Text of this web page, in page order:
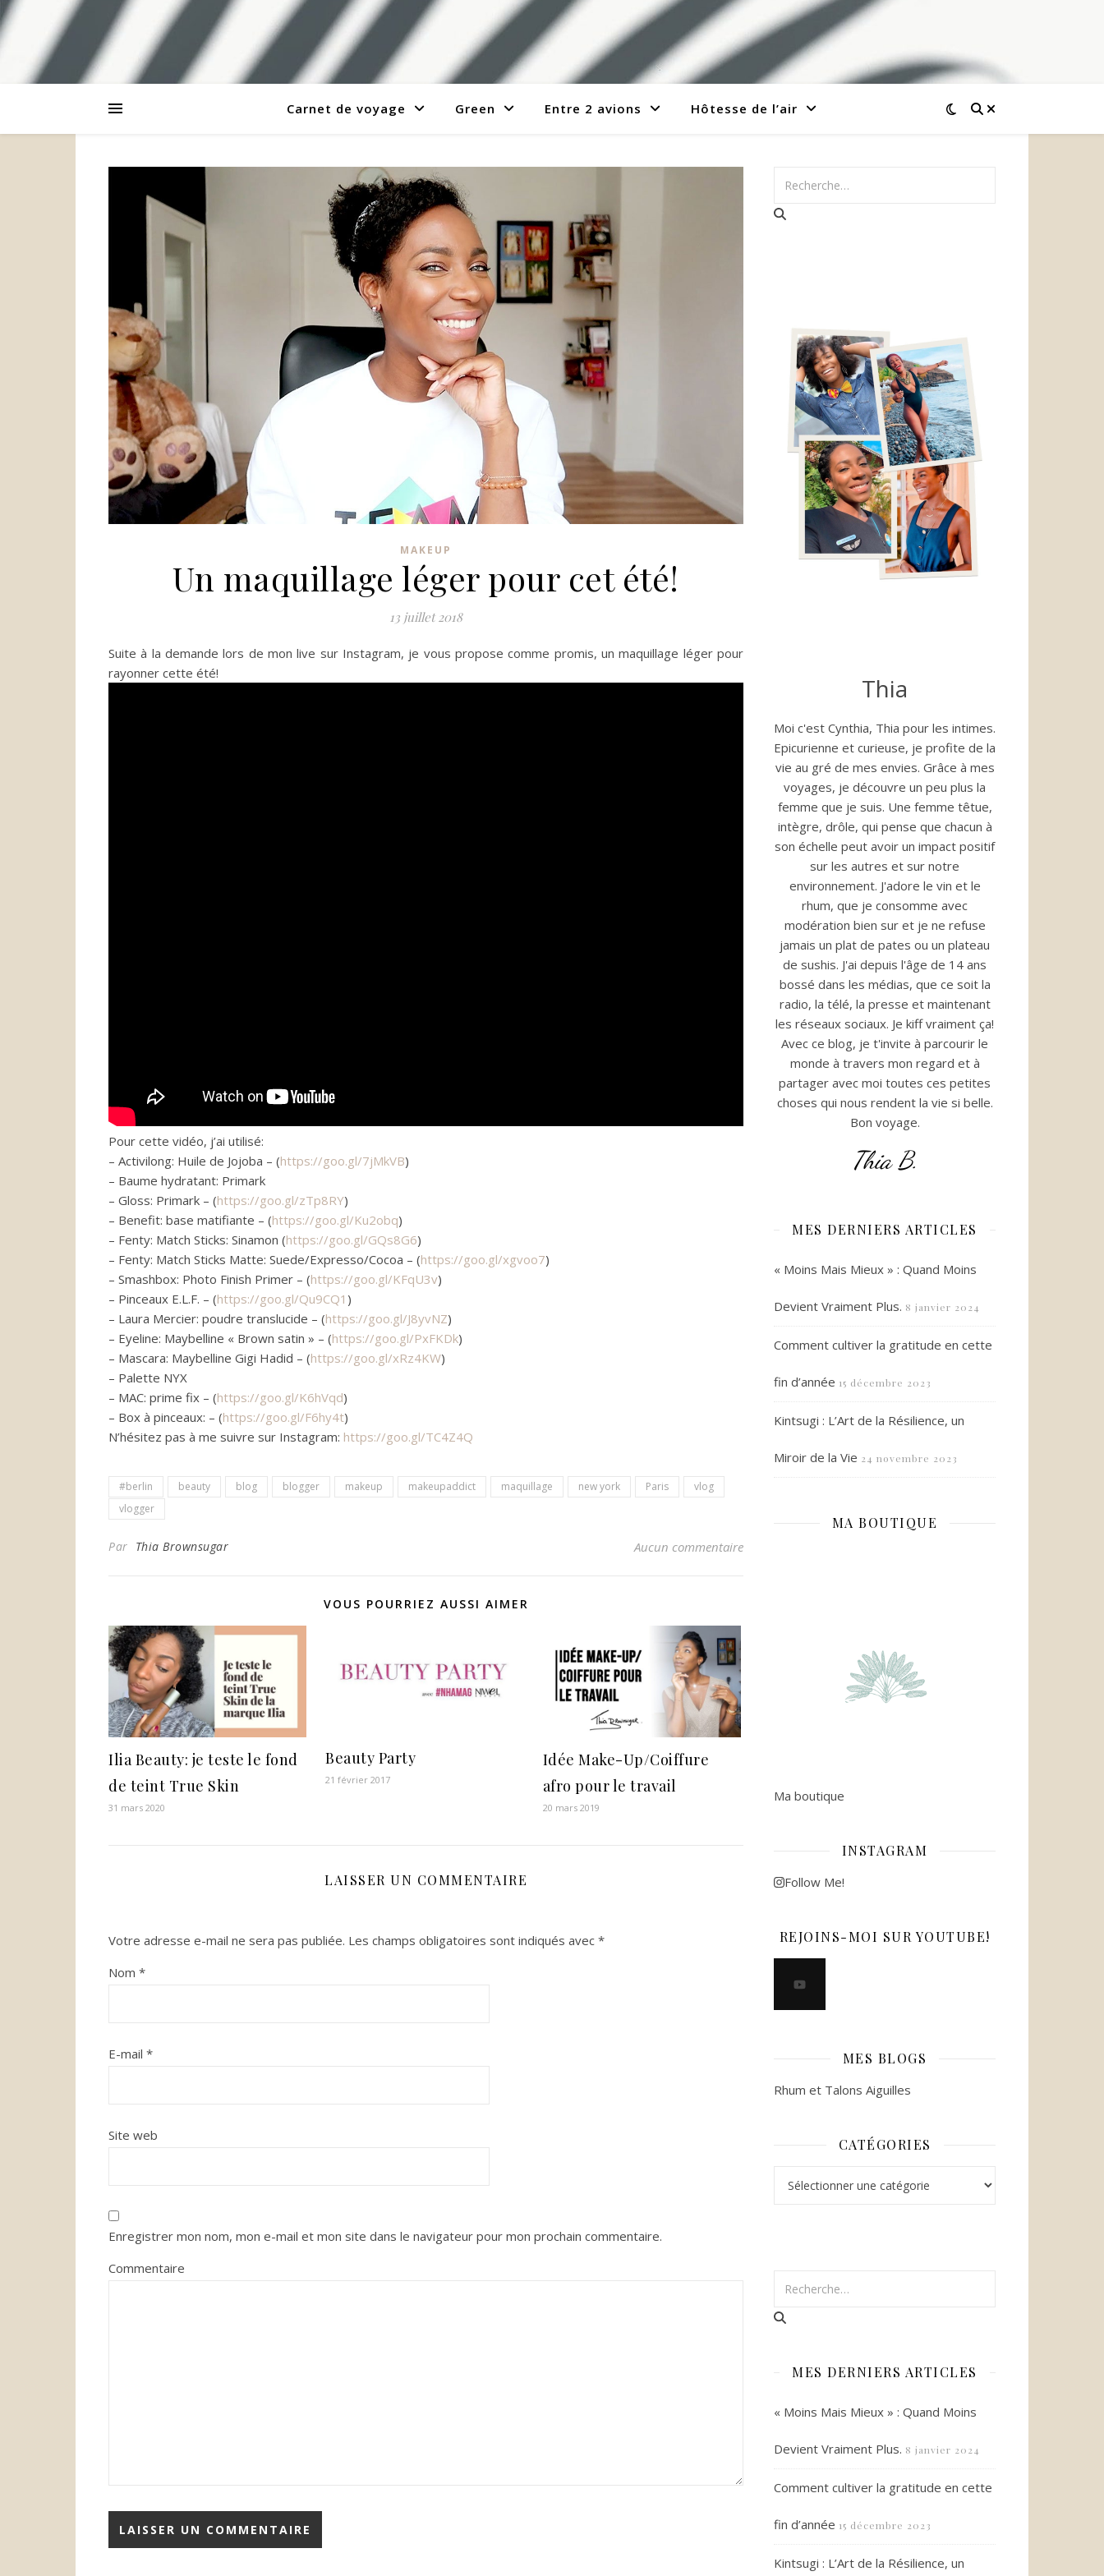
Carnet de voyage Green Entre 2 avions Hôtesse de l’air
MAKEUP
Un maquillage léger pour cet été!
13 juillet 2018
Suite à la demande lors de mon live sur Instagram, je vous propose comme promis, un maquillage léger pour
rayonner cette été!
Pour cette vidéo, j’ai utilisé:
– Activilong: Huile de Jojoba – (https://goo.gl/7jMkVB)
– Baume hydratant: Primark
– Gloss: Primark – (https://goo.gl/zTp8RY)
– Benefit: base matifiante – (https://goo.gl/Ku2obq)
– Fenty: Match Sticks: Sinamon (https://goo.gl/GQs8G6)
– Fenty: Match Sticks Matte: Suede/Expresso/Cocoa – (https://goo.gl/xgvoo7)
– Smashbox: Photo Finish Primer – (https://goo.gl/KFqU3v)
– Pinceaux E.L.F. – (https://goo.gl/Qu9CQ1 )
– Laura Mercier: poudre translucide – (https://goo.gl/J8yvNZ)
– Eyeline: Maybelline « Brown satin » – (https://goo.gl/PxFKDk)
– Mascara: Maybelline Gigi Hadid – (https://goo.gl/xRz4KW)
– Palette NYX
– MAC: prime fix – (https://goo.gl/K6hVqd)
– Box à pinceaux: – (https://goo.gl/F6hy4t)
N’hésitez pas à me suivre sur Instagram: https://goo.gl/TC4Z4Q
#berlin beauty blog blogger makeup makeupaddict maquillage new york Paris
vlog
vlogger
Par Thia Brownsugar Aucun commentaire
VOUS POURRIEZ AUSSI AIMER
Ilia Beauty: je teste le fond
de teint True Skin
31 mars 2020
Beauty Party
21 février 2017
Idée Make-Up/Coiffure
afro pour le travail
20 mars 2019
LAISSER UN COMMENTAIRE
Votre adresse e-mail ne sera pas publiée. Les champs obligatoires sont indiqués avec *
Nom *
E-mail *
Site web
Enregistrer mon nom, mon e-mail et mon site dans le navigateur pour mon prochain commentaire.
Commentaire
Thia
Moi c'est Cynthia, Thia pour les intimes.
Epicurienne et curieuse, je profite de la
vie au gré de mes envies. Grâce à mes
voyages, je découvre un peu plus la
femme que je suis. Une femme têtue,
intègre, drôle, qui pense que chacun à
son échelle peut avoir un impact positif
sur les autres et sur notre
environnement. J'adore le vin et le
rhum, que je consomme avec
modération bien sur et je ne refuse
jamais un plat de pates ou un plateau
de sushis. J'ai depuis l'âge de 14 ans
bossé dans les médias, que ce soit la
radio, la télé, la presse et maintenant
les réseaux sociaux. Je kiff vraiment ça!
Avec ce blog, je t'invite à parcourir le
monde à travers mon regard et à
partager avec moi toutes ces petites
choses qui nous rendent la vie si belle.
Bon voyage.
Thia B.
MES DERNIERS ARTICLES
« Moins Mais Mieux » : Quand Moins
Devient Vraiment Plus. 8 janvier 2024
Comment cultiver la gratitude en cette
fin d’année 15 décembre 2023
Kintsugi : L’Art de la Résilience, un
Miroir de la Vie 24 novembre 2023
MA BOUTIQUE
Ma boutique
INSTAGRAM
Follow Me!
REJOINS-MOI SUR YOUTUBE!
MES BLOGS
Rhum et Talons Aiguilles
CATÉGORIES
MES DERNIERS ARTICLES
« Moins Mais Mieux » : Quand Moins
Devient Vraiment Plus. 8 janvier 2024
Comment cultiver la gratitude en cette
fin d’année 15 décembre 2023
Kintsugi : L’Art de la Résilience, un